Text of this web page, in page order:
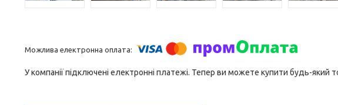
У компанії підключені електронні платежі. Тепер ви можете купити будь-який